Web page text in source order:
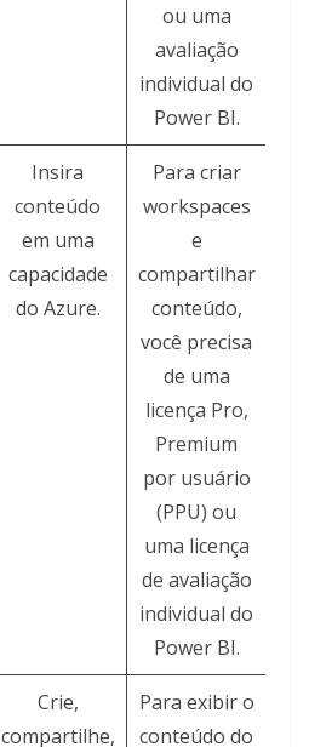
ou uma
avaliação
individual do
Power BI.
Insira
conteúdo
em uma
capacidade
do Azure.
Para criar
workspaces
e
compartilhar
conteúdo,
você precisa
de uma
licença Pro,
Premium
por usuário
(PPU) ou
uma licença
de avaliação
individual do
Power BI.
Crie,
compartilhe,
Para exibir o
conteúdo do